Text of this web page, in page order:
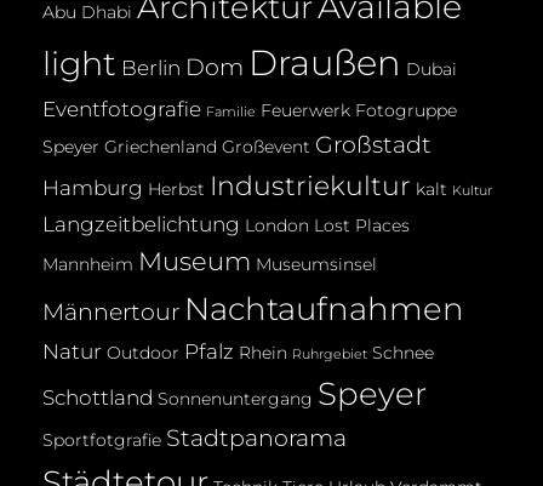
Abu Dhabi
light Berlin Dom Draußen Dubai
Eventfotografie Familie Feuerwerk Fotogruppe
Speyer Griechenland Großevent Großstadt
Hamburg Herbst Industriekultur kalt Kultur
Langzeitbelichtung London Lost Places
Mannheim Museum Museumsinsel
Männertour Nachtaufnahmen
Natur Outdoor Pfalz Rhein Ruhrgebiet Schnee
Schottland Sonnenuntergang Speyer
Sportfotgrafie Stadtpanorama